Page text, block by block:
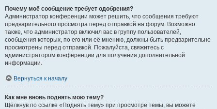
Почему моё сообщение требует одобрения?
Администратор конференции может решить, что сообщения требуют
предварительного просмотра перед отправкой на форум. Возможно
также, что администратор включил вас в группу пользователей,
сообщения которых, по его или её мнению, должны быть предварительно
просмотрены перед отправкой. Пожалуйста, свяжитесь с
администратором конференции для получения дополнительной
информации.
Вернуться к началу
Как мне вновь поднять мою тему?
Щёлкнув по ссылке «Поднять тему» при просмотре темы, вы можете